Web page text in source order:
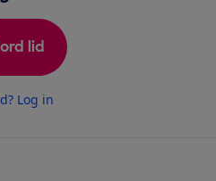
lid
Log in